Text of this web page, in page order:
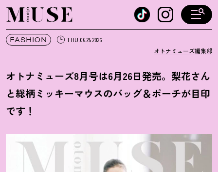
オトナミューズ ウェブ
FASHION THU.06.25 2026
オトナミューズ編集部
オトナミューズ8月号は6月26日発売。梨花さん
と総柄ミッキーマウスのバッグ＆ポーチが目印
です ！